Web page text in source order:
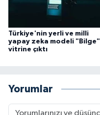
Türkiye'nin yerli ve milli
yapay zeka modeli "Bilge"
vitrine çıktı
Yorumlar